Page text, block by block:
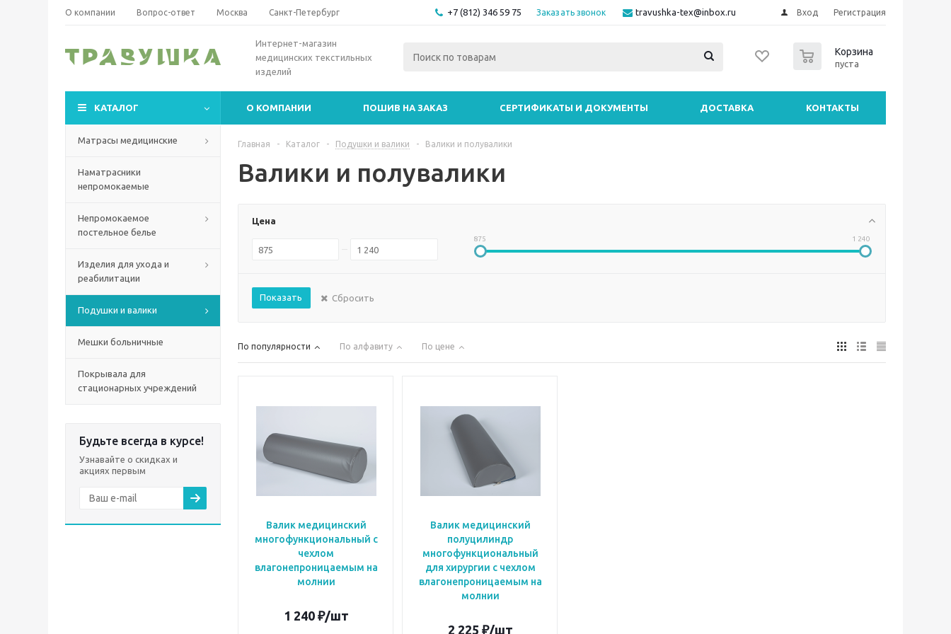
О компании Вопрос-ответ Москва Санкт-Петербург +7 (812) 346 59 75 Заказать звонок travushka-tex@inbox.ru Вход Регистрация
Интернет-магазин
медицинских текстильных
изделий
Корзина
пуста
КАТАЛОГ О КОМПАНИИ ПОШИВ НА ЗАКАЗ СЕРТИФИКАТЫ И ДОКУМЕНТЫ ДОСТАВКА КОНТАКТЫ
Матрасы медицинские
Наматрасники
непромокаемые
Непромокаемое
постельное белье
Изделия для ухода и
реабилитации
Подушки и валики
Мешки больничные
Покрывала для
стационарных учреждений
Будьте всегда в курсе!
Узнавайте о скидках и
акциях первым
Главная - Каталог - Подушки и валики - Валики и полувалики
Валики и полувалики
Цена
875 1 240
Показать Сбросить
По популярности По алфавиту По цене
Валик медицинский
многофункциональный с
чехлом
влагонепроницаемым на
молнии
1 240₽/шт
Валик медицинский
полуцилиндр
многофункциональный
для хирургии с чехлом
влагонепроницаемым на
молнии
2 225 ₽/шт